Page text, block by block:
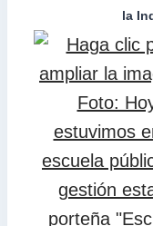
la